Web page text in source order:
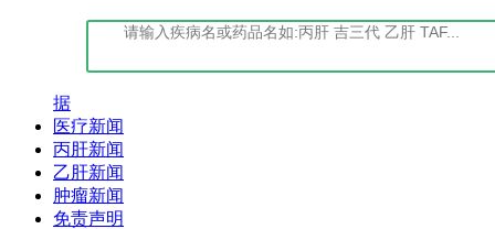
据
医疗新闻
丙肝新闻
乙肝新闻
肿瘤新闻
免责声明